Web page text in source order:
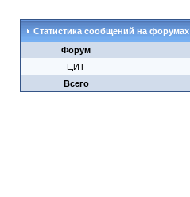
Статистика сообщений на форумах
Форум
ЦИТ
Всего